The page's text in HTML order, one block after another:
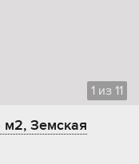
1 из 11
м2, Земская